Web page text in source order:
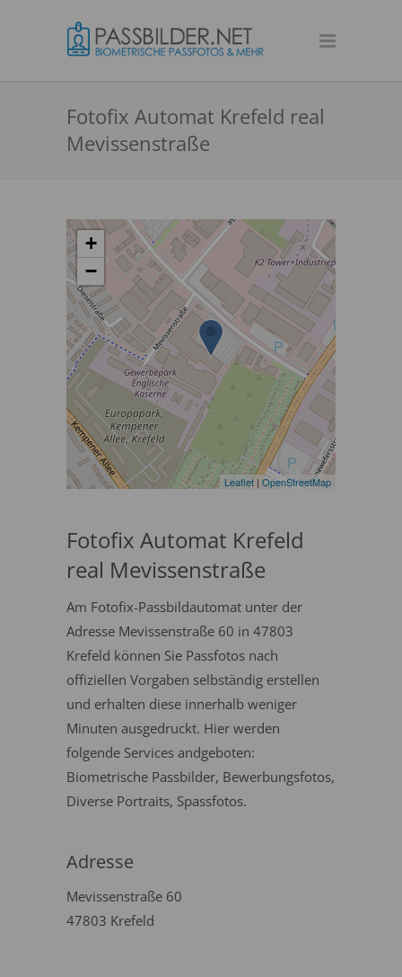
Fotofix Automat Krefeld real
Mevissenstraße
+
−
Leaflet |OpenStreetMap
Fotofix Automat Krefeld
real Mevissenstraße
Am Fotofix-Passbildautomat unter der
Adresse Mevissenstraße 60 in 47803
Krefeld können Sie Passfotos nach
offiziellen Vorgaben selbständig erstellen
und erhalten diese innerhalb weniger
Minuten ausgedruckt. Hier werden
folgende Services andgeboten:
Biometrische Passbilder, Bewerbungsfotos,
Diverse Portraits, Spassfotos.
Adresse
Mevissenstraße 60
47803 Krefeld